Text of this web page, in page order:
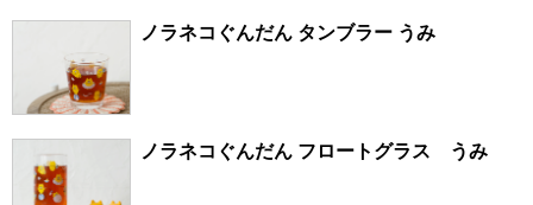
ノラネコぐんだん タンブラー うみ
ノラネコぐんだん フロートグラス うみ